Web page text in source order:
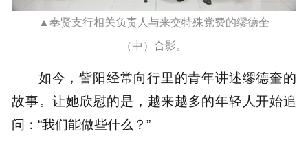
▲奉贤支行相关负责人与来交特殊党费的缪德奎
（中）合影。
如今，訾阳经常向行里的青年讲述缪德奎的
故事。让她欣慰的是，越来越多的年轻人开始追
问：“我们能做些什么？”